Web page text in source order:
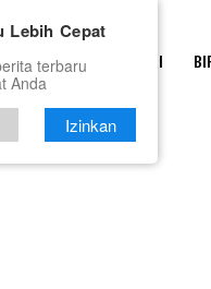
OPINI TNI DAN POLRI
Lebih Cepat
terbaru
Anda
Izinkan